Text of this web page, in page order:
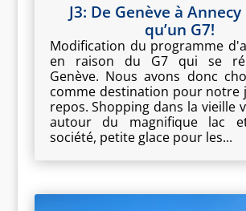
J3: De Genève à Annecy
qu’un G7!
Modification du programme
en raison du G7 qui se
Genève. Nous avons donc
comme destination pour notre
repos. Shopping dans la vieille
autour du magnifique lac
société, petite glace pour les...